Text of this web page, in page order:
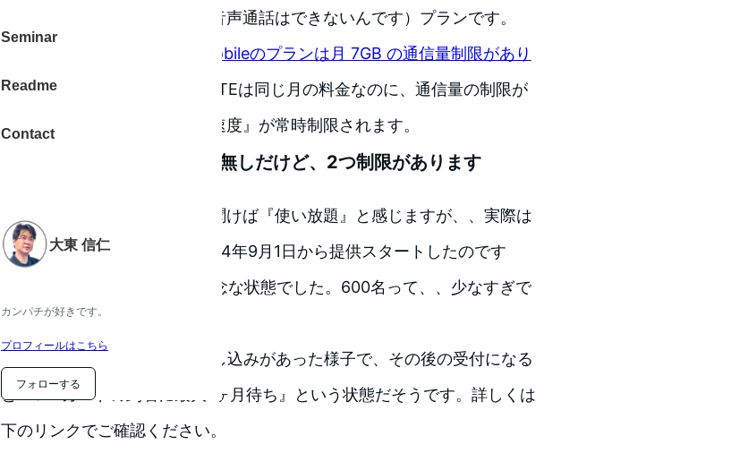
Seminar
Readme
Contact
大東 信仁
カンパチが好きです。
プロフィールはこちら
フォローする
う魅力あるデータ通信専用（音声通話はできないんです）プランです。
日本通信 b-mobileのプランは月 7GB の通信量制限があり
ますが、このぷららモバイルLTEは同じ月の料金なのに、通信量の制限が
ありません。ただし、通信『速度』が常時制限されます。
月額 2,980円で通信量制限無しだけど、2つ制限があります
データ通信量の制限無し！と聞けば『使い放題』と感じますが、、実際は
注意点があります。まず、2014年9月1日から提供スタートしたのです
が、先着 600名限定という残念な状態でした。600名って、、少なすぎで
すよ。
翌日の9月2日には600名の申し込みがあった様子で、その後の受付になる
と『SIMカードの到着に最大1ヶ月待ち』という状態だそうです。詳しくは
下のリンクでご確認ください。